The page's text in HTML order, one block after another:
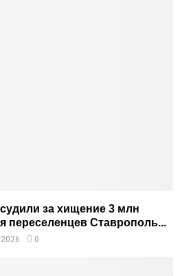
за хищение 3 млн
переселенцев Ставрополь...
0